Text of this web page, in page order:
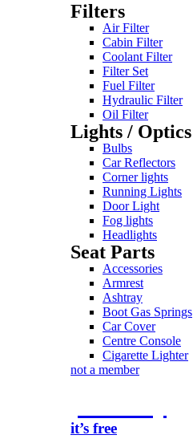
Filters
Air Filter
Cabin Filter
Coolant Filter
Filter Set
Fuel Filter
Hydraulic Filter
Oil Filter
Lights / Optics
Bulbs
Car Reflectors
Corner lights
Running Lights
Door Light
Fog lights
Headlights
Seat Parts
Accessories
Armrest
Ashtray
Boot Gas Springs
Car Cover
Centre Console
Cigarette Lighter
not a member
it’s free